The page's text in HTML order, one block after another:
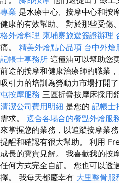
專業 是水療中心、按摩中心和按
健康的有效幫助。 對於那些受傷
格外燴料理 柬埔寨旅遊簽證辦理
痛。 精美外燴點心品項 台中外燴
記帳士事務所 這種油可以幫助您
前途的按摩和健康治療師的職業
吸引力的培訓為勞動力市場打開
屯按摩服務 三區折疊按摩床採用
清潔公司費用明細 是您的 記帳士
需求。 適合各場合的餐點外燴服
來掌握您的業務，以追蹤按摩業
提醒和確認有很大幫助。 利用
成長的寶貴見解。 我喜歡我的按
任何方式完全自訂。 您也可以透
擇。 我每天都慶幸有 大里整骨服